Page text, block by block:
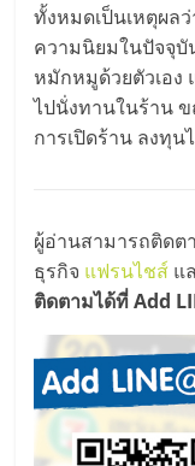
ระบบ
แฟ
รน
ไชส์"
"ศูนย์
รวม
ข้อมูล
ธุรกิจ
SME
แห่ง
ประเทศไทย,
ทั้งหมดเป็นเหตุผล
ความนิยมในปัจจุบั
หมักหมูด้วยตัวเอง
ไปนั่งทานในร้าน
การเปิดร้าน ลงทุน
ผู้อ่านสามารถติดต
ธุรกิจ แฟรนไชส์ แ
ติดตามได้ที่ Add